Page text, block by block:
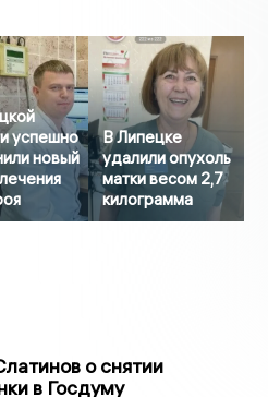
успешно
новый
В Липецке
удалили опухоль
матки весом 2,7
килограмма
о снятии
в Госдуму